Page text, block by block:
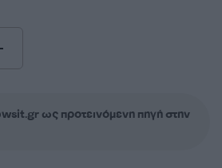
ως προτεινόμενη πηγή στην